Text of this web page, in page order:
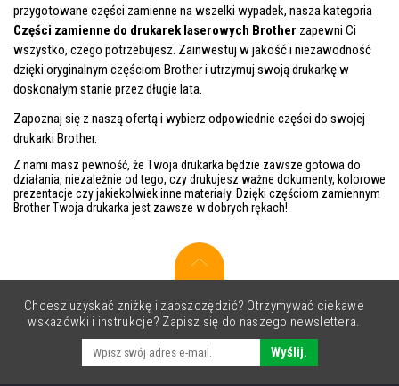
przygotowane części zamienne na wszelki wypadek, nasza kategoria
Części zamienne do drukarek laserowych Brother zapewni Ci
wszystko, czego potrzebujesz. Zainwestuj w jakość i niezawodność
dzięki oryginalnym częściom Brother i utrzymuj swoją drukarkę w
doskonałym stanie przez długie lata.
Zapoznaj się z naszą ofertą i wybierz odpowiednie części do swojej
drukarki Brother.
Z nami masz pewność, że Twoja drukarka będzie zawsze gotowa do
działania, niezależnie od tego, czy drukujesz ważne dokumenty, kolorowe
prezentacje czy jakiekolwiek inne materiały. Dzięki częściom zamiennym
Brother Twoja drukarka jest zawsze w dobrych rękach!
Chcesz uzyskać zniżkę i zaoszczędzić? Otrzymywać ciekawe
wskazówki i instrukcje? Zapisz się do naszego newslettera.
Wyślij.